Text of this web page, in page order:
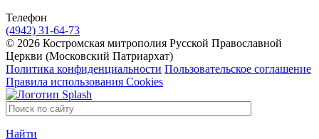
Телефон
(4942) 31-64-73
© 2026 Костромская митрополия Русской Православной
Церкви (Московский Патриархат)
Политика конфиденциальности Пользовательское соглашение
Правила использования Cookies
Найти